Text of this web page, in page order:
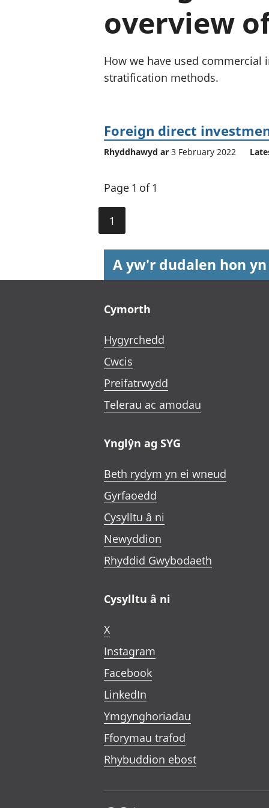
overview
How we have used commercial
stratification methods.
Foreign direct
Rhyddhawyd ar 3 February 2022
Page 1 of 1
1
A yw'r dudalen hon
Cymorth
Hygyrchedd
Cwcis
Preifatrwydd
Telerau ac amodau
Ynglŷn ag SYG
Beth rydym yn ei wneud
Gyrfaoedd
Cysylltu â ni
Newyddion
Rhyddid Gwybodaeth
Cysylltu â ni
X
Instagram
Facebook
LinkedIn
Ymgynghoriadau
Fforymau trafod
Rhybuddion ebost